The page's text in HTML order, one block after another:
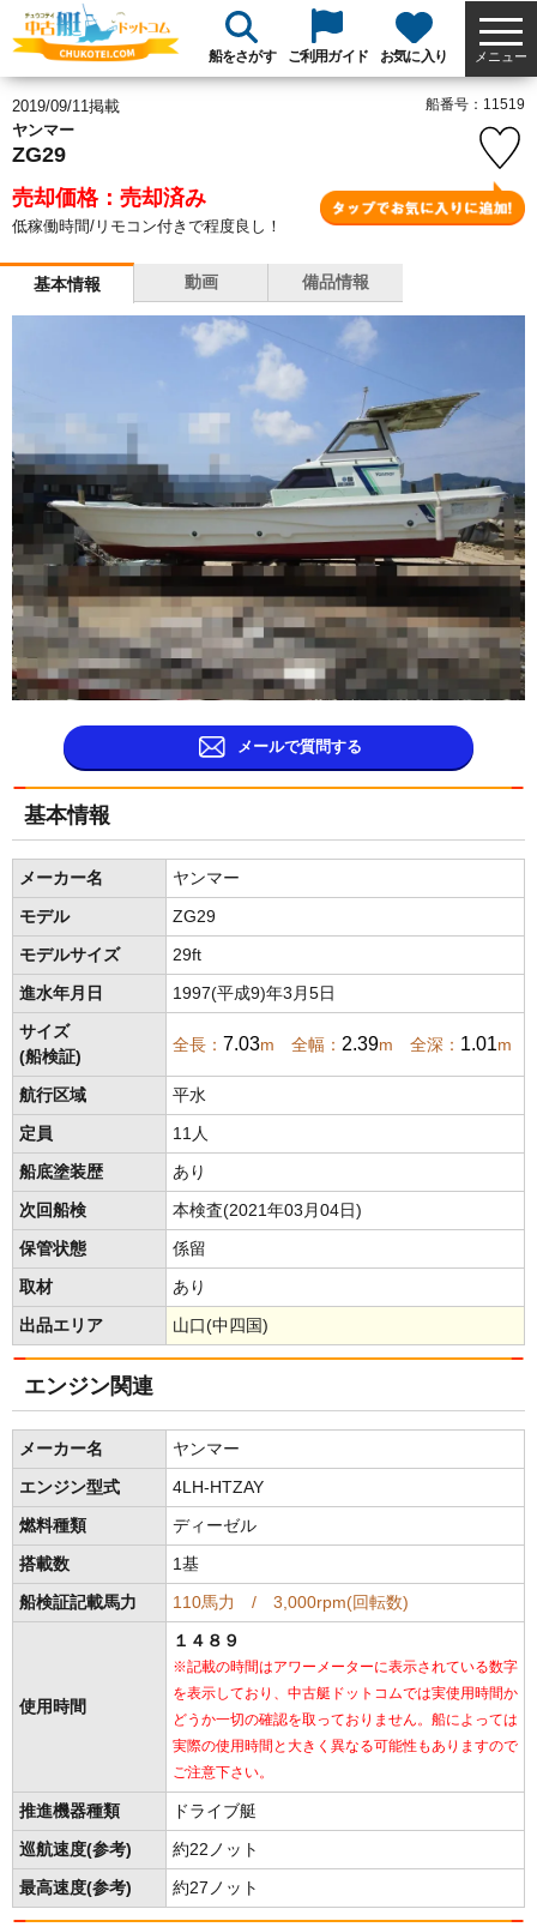
船をさがす ご利用ガイド お気に入り メニュー
2019/09/11掲載
ヤンマー
ZG29
売却価格：売却済み
低稼働時間/リモコン付きで程度良し！
船番号：11519
基本情報 動画 備品情報
メールで質問する
基本情報
メーカー名 ヤンマー
モデル ZG29
モデルサイズ 29ft
進水年月日 1997(平成9)年3月5日
サイズ
(船検証)
全長： 7.03m 全幅： 2.39m 全深： 1.01m
航行区域 平水
定員 11人
船底塗装歴 あり
次回船検 本検査(2021年03月04日)
保管状態 係留
取材 あり
出品エリア 山口(中四国)
エンジン関連
メーカー名 ヤンマー
エンジン型式 4LH-HTZAY
燃料種類 ディーゼル
搭載数 1基
船検証記載馬力 110馬力 / 3,000rpm(回転数)
使用時間
１４８９
※記載の時間はアワーメーターに表示されている数字
を表示しており、中古艇ドットコムでは実使用時間か
どうか一切の確認を取っておりません。船によっては
実際の使用時間と大きく異なる可能性もありますので
ご注意下さい。
推進機器種類 ドライブ艇
巡航速度(参考) 約22ノット
最高速度(参考) 約27ノット